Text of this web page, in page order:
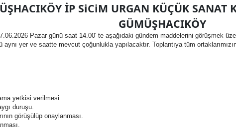
İP SiCiM URGAN KÜÇÜK SANAT
GÜMÜŞHACIKÖY
Pazar günü saat 14.00' te aşağıdaki gündem maddelerini görüşmek
yer ve saatte mevcut çoğunlukla yapılacaktır. Toplantıya tüm
yetkisi verilmesi.
duruşu.
görüşülüp onaylanması.